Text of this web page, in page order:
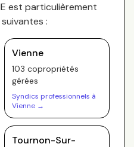
est particulièrement
:
Vienne
103 copropriétés
gérées
Syndics professionnels à
Vienne →
Tournon-Sur-